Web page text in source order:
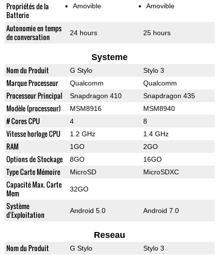
Propriétés de la
Batterie
Amovible Amovible
Autonomie en temps
de conversation
24 hours 25 hours
Systeme
Nom du Produit G Stylo Stylo 3
Marque Processeur Qualcomm Qualcomm
Processeur Principal Snapdragon 410 Snapdragon 435
Modèle (processeur) MSM8916 MSM8940
# Cores CPU 4 8
Vitesse horloge CPU 1.2 GHz 1.4 GHz
RAM 1GO 2GO
Options de Stockage 8GO 16GO
Type Carte Mémoire MicroSD MicroSDXC
Capacité Max. Carte
Mem
32GO
Système
d'Exploitation
Android 5.0 Android 7.0
Reseau
Nom du Produit G Stylo Stylo 3